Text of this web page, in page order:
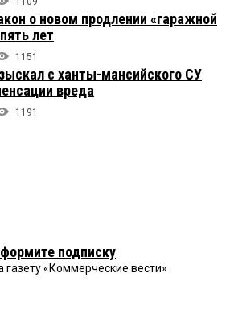
о новом продлении «гаражной
лет
1151
с ханты-мансийского СУ
вреда
1191
подписку
газету «Коммерческие вести»